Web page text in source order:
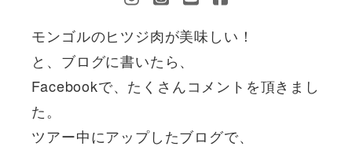
モンゴルのヒツジ肉が美味しい！
と、ブログに書いたら、
Facebookで、たくさんコメントを頂きまし
た。
ツアー中にアップしたブログで、